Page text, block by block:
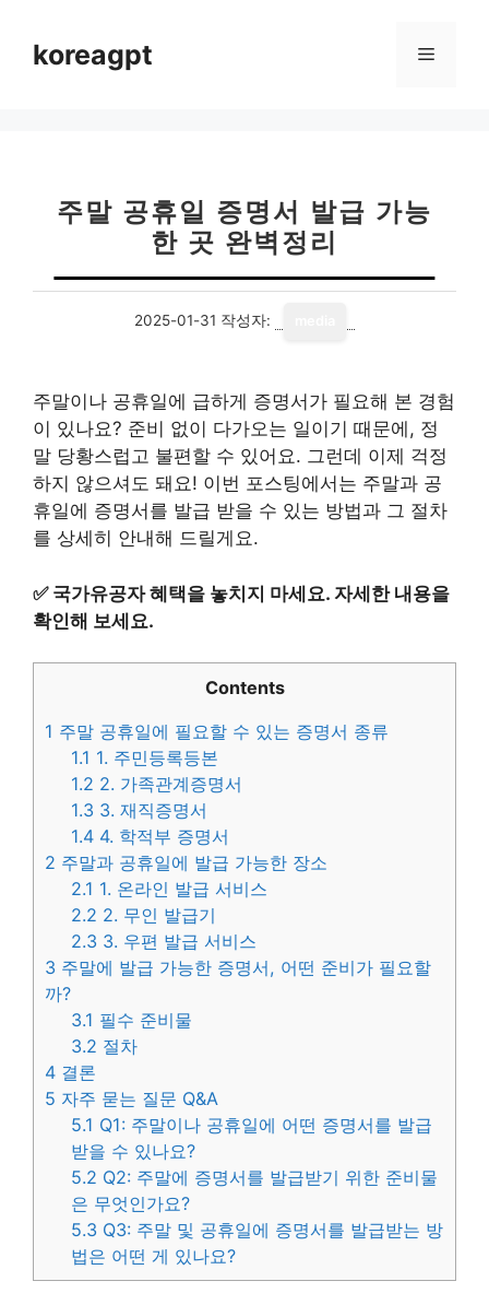
koreagpt 메
주말 공휴일 증명서 발급 가능
한 곳 완벽정리
2025-01-31 작성자:
주말이나 공휴일에 급하게 증명서가 필요해 본 경험
이 있나요? 준비 없이 다가오는 일이기 때문에, 정
말 당황스럽고 불편할 수 있어요. 그런데 이제 걱정
하지 않으셔도 돼요! 이번 포스팅에서는 주말과 공
휴일에 증명서를 발급 받을 수 있는 방법과 그 절차
를 상세히 안내해 드릴게요.
✅ 국가유공자 혜택을 놓치지 마세요. 자세한 내용을
확인해 보세요.
Contents
1 주말 공휴일에 필요할 수 있는 증명서 종류
1.1 1. 주민등록등본
1.2 2. 가족관계증명서
1.3 3. 재직증명서
1.4 4. 학적부 증명서
2 주말과 공휴일에 발급 가능한 장소
2.1 1. 온라인 발급 서비스
2.2 2. 무인 발급기
2.3 3. 우편 발급 서비스
3 주말에 발급 가능한 증명서, 어떤 준비가 필요할
까?
3.1 필수 준비물
3.2 절차
4 결론
5 자주 묻는 질문 Q&A
5.1 Q1: 주말이나 공휴일에 어떤 증명서를 발급
받을 수 있나요?
5.2 Q2: 주말에 증명서를 발급받기 위한 준비물
은 무엇인가요?
5.3 Q3: 주말 및 공휴일에 증명서를 발급받는 방
법은 어떤 게 있나요?